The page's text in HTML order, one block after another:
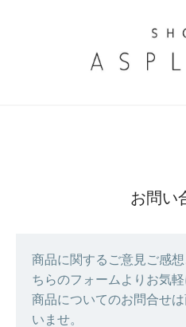
お問い
商品に関するご意見ご感
ちらのフォームよりお気軽
商品についてのお問合せ
いませ。